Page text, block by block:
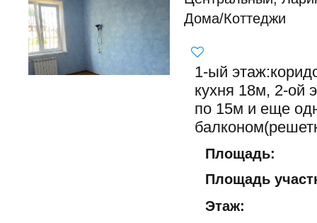
Дома/Коттеджи
1-ый
кухня 18м, 2-ой
по 15м и еще
Площадь:
Площадь
Этаж: